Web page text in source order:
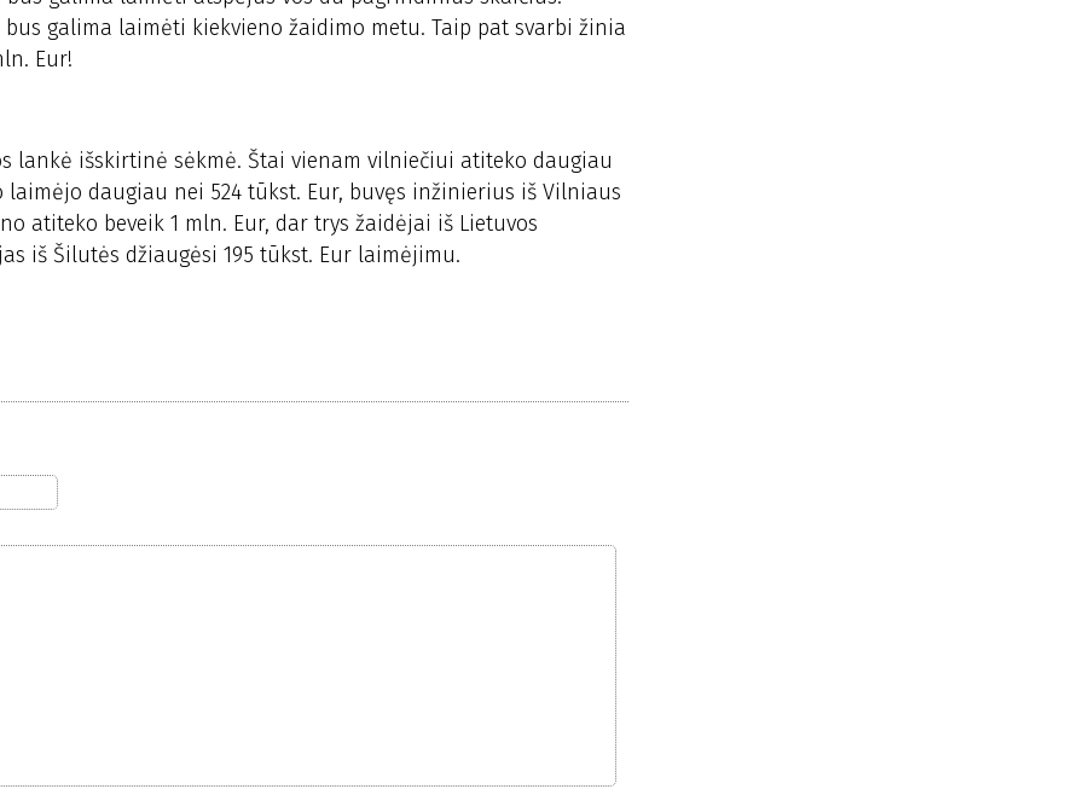
galima laimėti kiekvieno žaidimo metu. Taip pat svarbi žinia
Eur!
lankė išskirtinė sėkmė. Štai vienam vilniečiui atiteko daugiau
daugiau nei 524 tūkst. Eur, buvęs inžinierius iš Vilniaus
atiteko beveik 1 mln. Eur, dar trys žaidėjai iš Lietuvos
iš Šilutės džiaugėsi 195 tūkst. Eur laimėjimu.